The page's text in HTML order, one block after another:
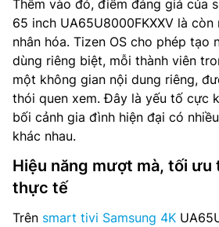
Thêm vào đó, điểm đáng giá của
65 inch UA65U8000FKXXV là còn
nhân hóa. Tizen OS cho phép tạo
dùng riêng biệt, mỗi thành viên
một không gian nội dung riêng,
thói quen xem. Đây là yếu tố cực
bối cảnh gia đình hiện đại có
khác nhau.
Hiệu năng mượt mà, tối ưu
thực tế
Trên smart tivi Samsung 4K